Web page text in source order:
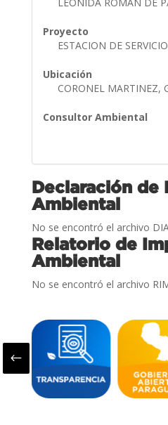
Proyecto
ESTACION DE
Ubicación
CORONEL MARTINEZ,
Consultor Ambiental
Declaración de
Ambiental
No se encontró el archivo
Relatorio de
Ambiental
No se encontró el archivo
#